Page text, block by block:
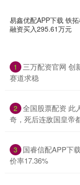
易鑫优配APP下载 铁
融资买入295.61万元
1
三万配资官网 创
赛道求稳
2 全国股票配资 此
奇，死后连敌国皇帝
3
国睿信配APP下
价率17.36%